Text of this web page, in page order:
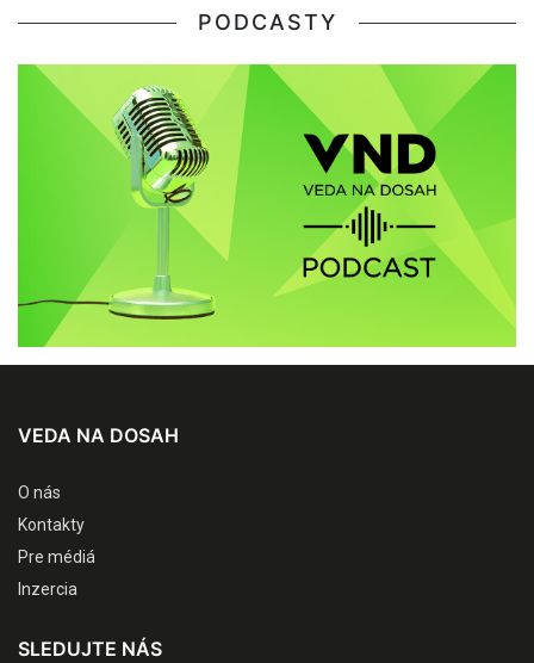
PODCASTY
VEDA NA DOSAH
O nás
Kontakty
Pre médiá
Inzercia
SLEDUJTE NÁS